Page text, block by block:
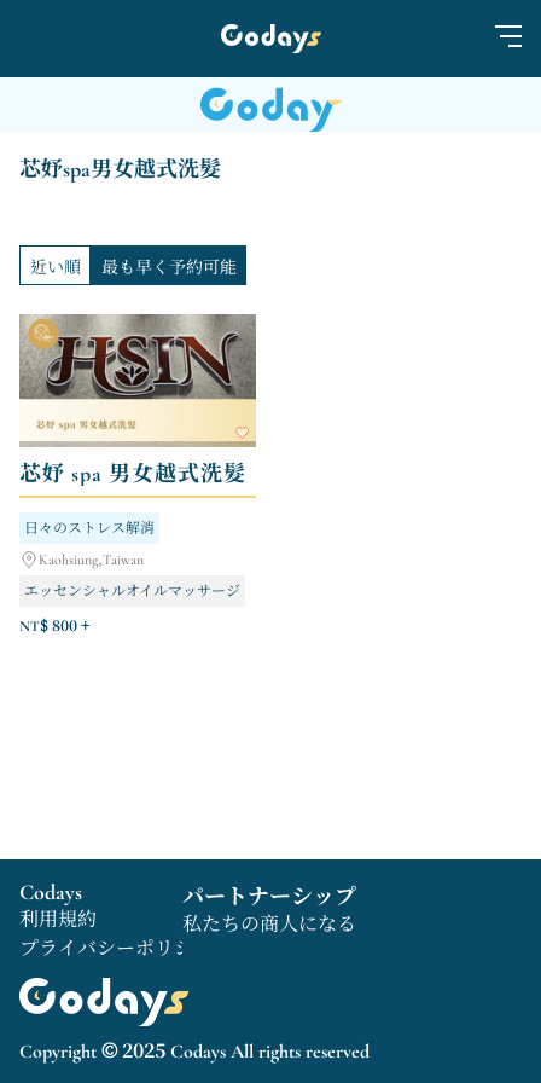
芯妤spa男女越式洗髮
近い順 最も早く予約可能
芯妤 spa 男女越式洗髮
日々のストレス解消
Kaohsiung,Taiwan
エッセンシャルオイルマッサージ
ベトナムのシャンプー
NT$ 800 +
Copyright © 2025 Codays All rights reserved
Codays
利用規約
プライバシーポリシー
パートナーシップ
私たちの商人になる